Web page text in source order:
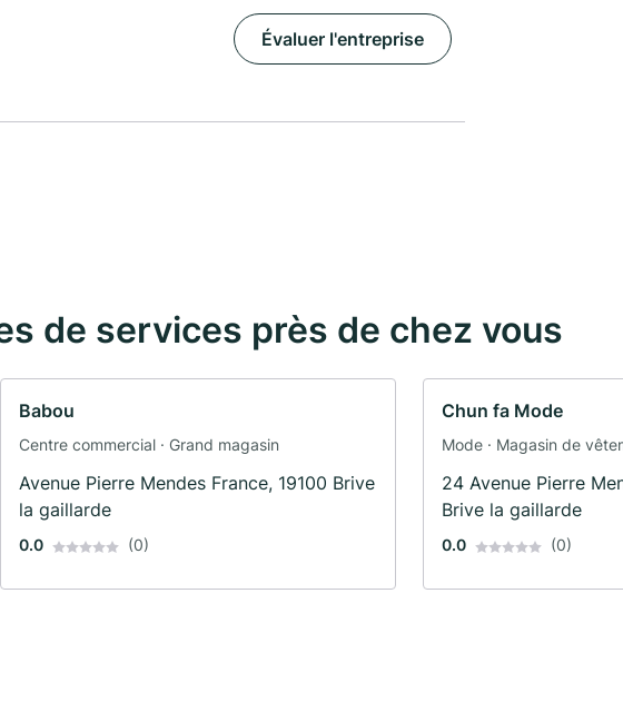
Évaluer l'entreprise
de services près de chez vous
Babou
Centre commercial · Grand magasin
Avenue Pierre Mendes France, 19100 Brive
la gaillarde
0.0 (0)
Chun fa Mode
Mode · Magasin de
24 Avenue Pierre
Brive la gaillarde
0.0 (0)